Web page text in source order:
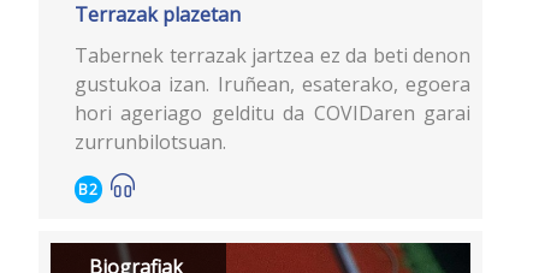
Terrazak plazetan
Tabernek terrazak jartzea ez da beti denon
gustukoa izan. Iruñean, esaterako, egoera
hori ageriago gelditu da COVIDaren garai
zurrunbilotsuan.
B2
Biografiak